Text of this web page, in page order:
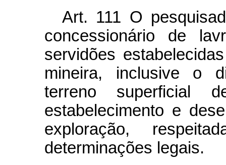
Art. 111 O
concessionário de
servidões
mineira, inclusive o
terreno superficial
estabelecimento e
exploração,
determinações legais.